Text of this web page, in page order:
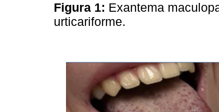
Figura 1: Exantema
urticariforme.